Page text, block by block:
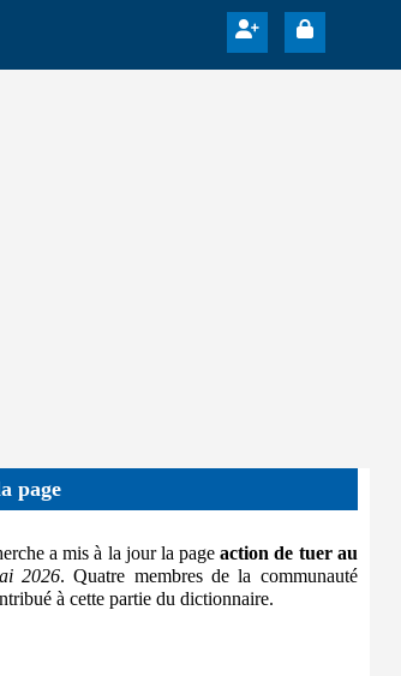
page
a mis à la jour la pageaction de tuer au
2026. Quatre membres de la communauté
à cette partie du dictionnaire.